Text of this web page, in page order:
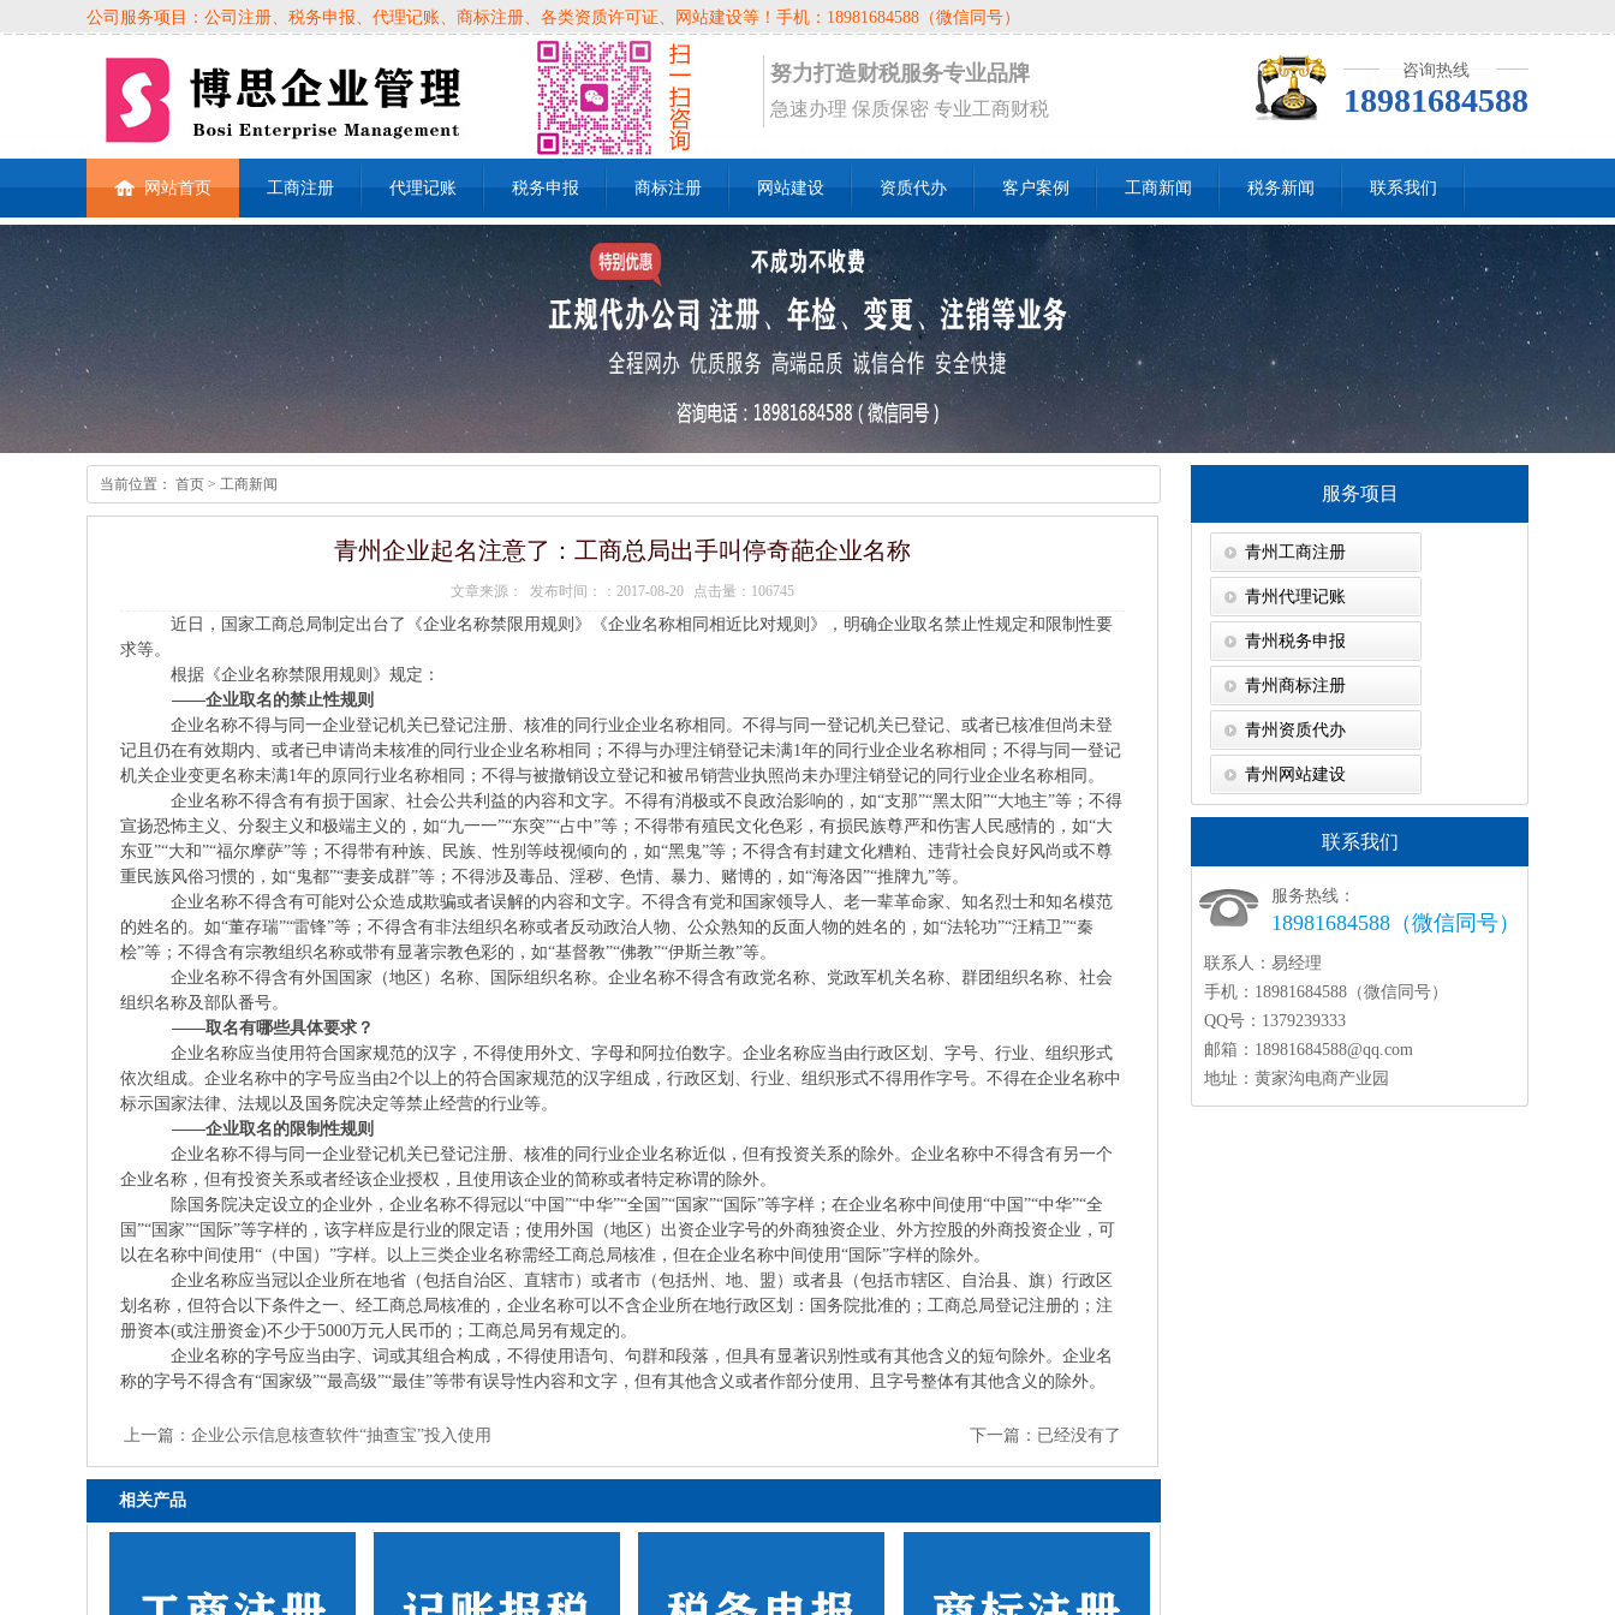
公司服务项目：公司注册、税务申报、代理记账、商标注册、各类资质许可证、网站建设等！手机：18981684588（微信同号）
咨询热线
18981684588
努力打造财税服务专业品牌
急速办理 保质保密 专业工商财税
网站首页 工商注册 代理记账 税务申报 商标注册 网站建设 资质代办 客户案例 工商新闻 税务新闻 联系我们
当前位置： 首页 > 工商新闻
青州企业起名注意了：工商总局出手叫停奇葩企业名称
文章来源： 发布时间：：2017-08-20 点击量：106745
近日，国家工商总局制定出台了《企业名称禁限用规则》《企业名称相同相近比对规则》，明确企业取名禁止性规定和限制性要
求等。
根据《企业名称禁限用规则》规定：
——企业取名的禁止性规则
企业名称不得与同一企业登记机关已登记注册、核准的同行业企业名称相同。不得与同一登记机关已登记、或者已核准但尚未登
记且仍在有效期内、或者已申请尚未核准的同行业企业名称相同；不得与办理注销登记未满1年的同行业企业名称相同；不得与同一登记
机关企业变更名称未满1年的原同行业名称相同；不得与被撤销设立登记和被吊销营业执照尚未办理注销登记的同行业企业名称相同。
企业名称不得含有有损于国家、社会公共利益的内容和文字。不得有消极或不良政治影响的，如“支那”“黑太阳”“大地主”等；不得
宣扬恐怖主义、分裂主义和极端主义的，如“九一一”“东突”“占中”等；不得带有殖民文化色彩，有损民族尊严和伤害人民感情的，如“大
东亚”“大和”“福尔摩萨”等；不得带有种族、民族、性别等歧视倾向的，如“黑鬼”等；不得含有封建文化糟粕、违背社会良好风尚或不尊
重民族风俗习惯的，如“鬼都”“妻妾成群”等；不得涉及毒品、淫秽、色情、暴力、赌博的，如“海洛因”“推牌九”等。
企业名称不得含有可能对公众造成欺骗或者误解的内容和文字。不得含有党和国家领导人、老一辈革命家、知名烈士和知名模范
的姓名的。如“董存瑞”“雷锋”等；不得含有非法组织名称或者反动政治人物、公众熟知的反面人物的姓名的，如“法轮功”“汪精卫”“秦
桧”等；不得含有宗教组织名称或带有显著宗教色彩的，如“基督教”“佛教”“伊斯兰教”等。
企业名称不得含有外国国家（地区）名称、国际组织名称。企业名称不得含有政党名称、党政军机关名称、群团组织名称、社会
组织名称及部队番号。
——取名有哪些具体要求？
企业名称应当使用符合国家规范的汉字，不得使用外文、字母和阿拉伯数字。企业名称应当由行政区划、字号、行业、组织形式
依次组成。企业名称中的字号应当由2个以上的符合国家规范的汉字组成，行政区划、行业、组织形式不得用作字号。不得在企业名称中
标示国家法律、法规以及国务院决定等禁止经营的行业等。
——企业取名的限制性规则
企业名称不得与同一企业登记机关已登记注册、核准的同行业企业名称近似，但有投资关系的除外。企业名称中不得含有另一个
企业名称，但有投资关系或者经该企业授权，且使用该企业的简称或者特定称谓的除外。
除国务院决定设立的企业外，企业名称不得冠以“中国”“中华”“全国”“国家”“国际”等字样；在企业名称中间使用“中国”“中华”“全
国”“国家”“国际”等字样的，该字样应是行业的限定语；使用外国（地区）出资企业字号的外商独资企业、外方控股的外商投资企业，可
以在名称中间使用“（中国）”字样。以上三类企业名称需经工商总局核准，但在企业名称中间使用“国际”字样的除外。
企业名称应当冠以企业所在地省（包括自治区、直辖市）或者市（包括州、地、盟）或者县（包括市辖区、自治县、旗）行政区
划名称，但符合以下条件之一、经工商总局核准的，企业名称可以不含企业所在地行政区划：国务院批准的；工商总局登记注册的；注
册资本(或注册资金)不少于5000万元人民币的；工商总局另有规定的。
企业名称的字号应当由字、词或其组合构成，不得使用语句、句群和段落，但具有显著识别性或有其他含义的短句除外。企业名
称的字号不得含有“国家级”“最高级”“最佳”等带有误导性内容和文字，但有其他含义或者作部分使用、且字号整体有其他含义的除外。
上一篇： 企业公示信息核查软件“抽查宝”投入使用 下一篇：已经没有了
相关产品
服务项目
青州工商注册
青州代理记账
青州税务申报
青州商标注册
青州资质代办
青州网站建设
联系我们
服务热线：
18981684588（微信同号）
联系人： 易经理
手机： 18981684588（微信同号）
QQ号： 1379239333
邮箱： 18981684588@qq.com
地址： 黄家沟电商产业园